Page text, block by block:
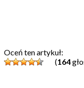
Oceń ten artykuł:
(164